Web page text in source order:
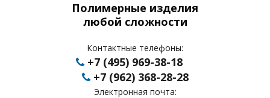
Полимерные изделия
любой сложности
Контактные телефоны:
+7 (495) 969-38-18
+7 (962) 368-28-28
Электронная почта: